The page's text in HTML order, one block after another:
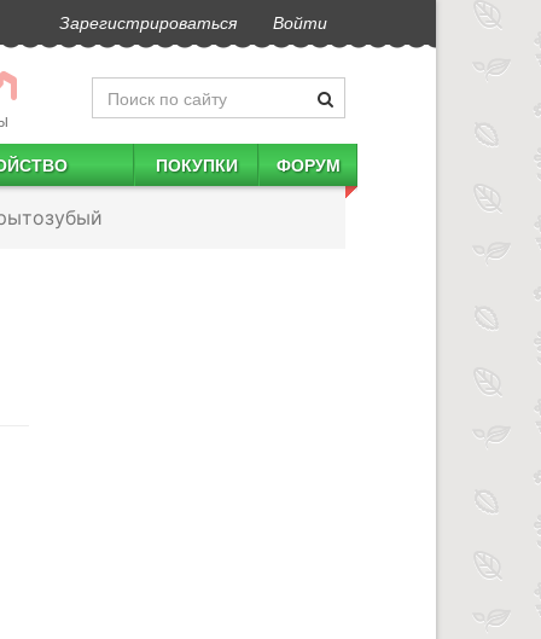
Зарегистрироваться Войти
ПОКУПКИ ФОРУМ